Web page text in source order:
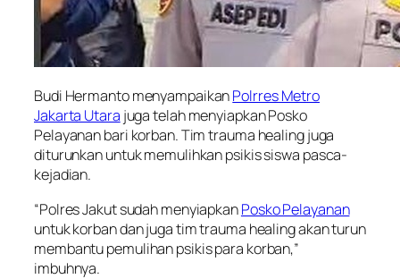
Budi Hermanto menyampaikanPolrres Metro
Jakarta Utara juga telah menyiapkan Posko
Pelayanan bari korban. Tim trauma healing juga
diturunkan untuk memulihkan psikis siswa pasca-
kejadian.
“Polres Jakut sudah menyiapkanPosko Pelayanan
untuk korban dan juga tim trauma healing akan turun
membantu pemulihan psikis para korban,”
imbuhnya.